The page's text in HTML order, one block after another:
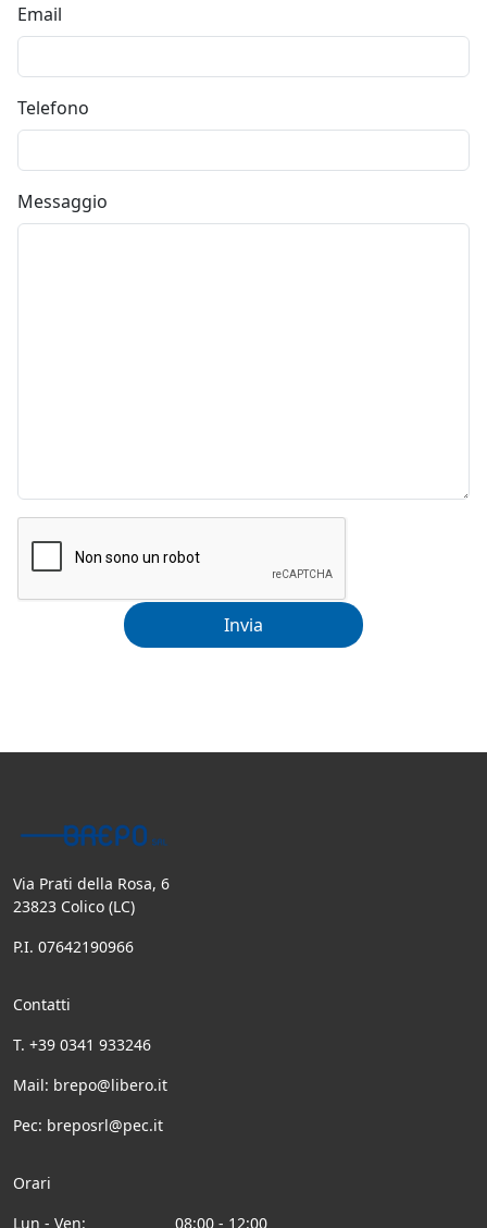
Email
Telefono
Messaggio
Invia
Via Prati della Rosa, 6
23823 Colico (LC)
P.I. 07642190966
Contatti
T. +39 0341 933246
Mail: brepo@libero.it
Pec: breposrl@pec.it
Orari
Lun - Ven:
08:00 - 12:00